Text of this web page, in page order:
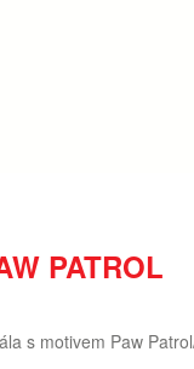
PATROL
s motivem Paw